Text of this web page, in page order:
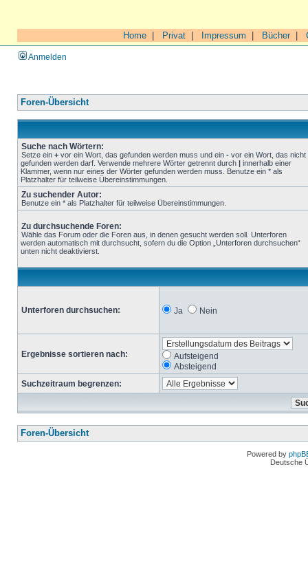
Home Privat Impressum Bücher|
Anmelden
Foren-Übersicht
Suche nach Wörtern:
Setze ein + vor ein Wort, das gefunden werden muss und ein - vor ein Wort, das nicht
gefunden werden darf. Verwende mehrere Wörter getrennt durch | innerhalb einer
Klammer, wenn nur eines der Wörter gefunden werden muss. Benutze ein * als
Platzhalter für teilweise Übereinstimmungen.
Zu suchender Autor:
Benutze ein * als Platzhalter für teilweise Übereinstimmungen.
Zu durchsuchende Foren:
Wähle das Forum oder die Foren aus, in denen gesucht werden soll. Unterforen
werden automatisch mit durchsucht, sofern du die Option „Unterforen durchsuchen“
unten nicht deaktivierst.
Unterforen durchsuchen: Ja Nein
Ergebnisse sortieren nach:
Aufsteigend
Absteigend
Suchzeitraum begrenzen:
Foren-Übersicht
Powered by
Deutsche